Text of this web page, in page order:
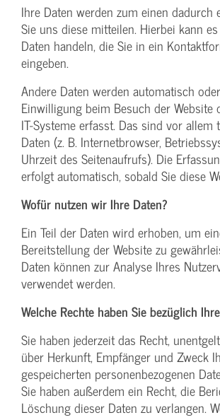
Ihre Daten werden zum einen dadurch
Sie uns diese mitteilen. Hierbei kann
Daten handeln, die Sie in ein
eingeben.
Andere Daten werden automatisch
Einwilligung beim Besuch der Website
IT-Systeme erfasst. Das sind vor allem
Daten (z. B. Internetbrowser,
Uhrzeit des Seitenaufrufs). Die
erfolgt automatisch, sobald Sie diese
Wofür nutzen wir Ihre Daten?
Ein Teil der Daten wird erhoben, um
Bereitstellung der Website zu
Daten können zur Analyse Ihres
verwendet werden.
Welche Rechte haben Sie bezüglich
Sie haben jederzeit das Recht,
über Herkunft, Empfänger und Zweck
gespeicherten personenbezogenen
Sie haben außerdem ein Recht, die
Löschung dieser Daten zu verlangen.